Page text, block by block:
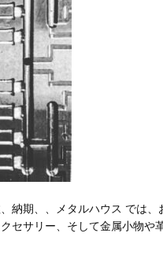
納期、、メタルハウス では
セサリー、そして金属小物や